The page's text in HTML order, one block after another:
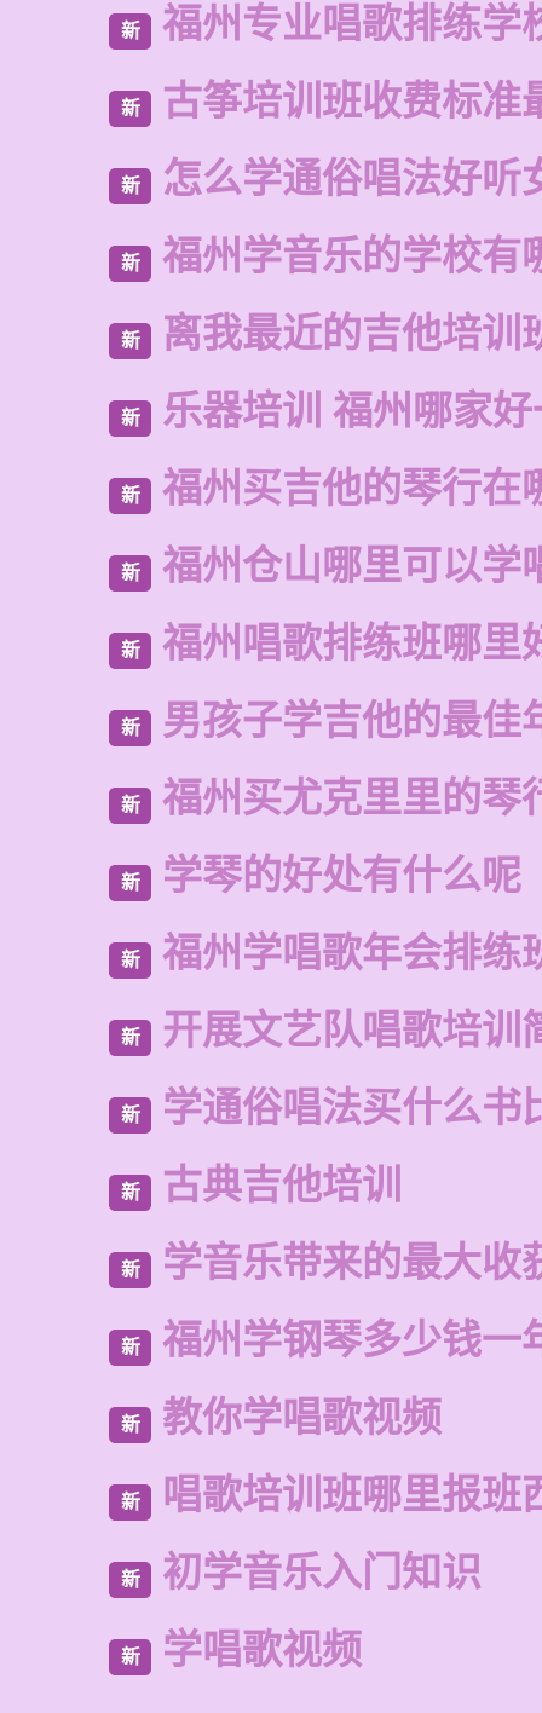
新 福州专业唱歌排练学
新 古筝培训班收费标准
新 怎么学通俗唱法好听
新 福州学音乐的学校有
新 离我最近的吉他培训
新 乐器培训 福州哪家
新 福州买吉他的琴行在
新 福州仓山哪里可以学
新 福州唱歌排练班哪里
新 男孩子学吉他的最佳
新 福州买尤克里里的琴
新 学琴的好处有什么呢
新 福州学唱歌年会排练
新 开展文艺队唱歌培训
新 学通俗唱法买什么书
新 古典吉他培训
新 学音乐带来的最大收
新 福州学钢琴多少钱一
新 教你学唱歌视频
新 唱歌培训班哪里报班
新 初学音乐入门知识
新 学唱歌视频